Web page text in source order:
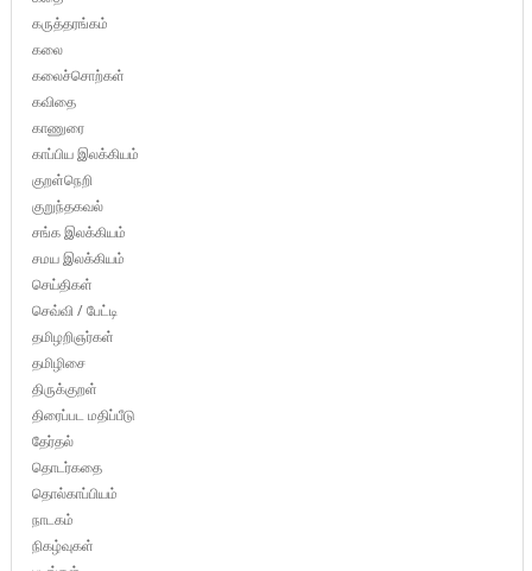
கருத்தரங்கம்
கலை
கலைச்சொற்கள்
கவிதை
காணுரை
காப்பிய இலக்கியம்
குறள்நெறி
குறுந்தகவல்
சங்க இலக்கியம்
சமய இலக்கியம்
செய்திகள்
செவ்வி / பேட்டி
தமிழறிஞர்கள்
தமிழிசை
திருக்குறள்
திரைப்பட மதிப்பீடு
தேர்தல்
தொடர்கதை
தொல்காப்பியம்
நாடகம்
நிகழ்வுகள்